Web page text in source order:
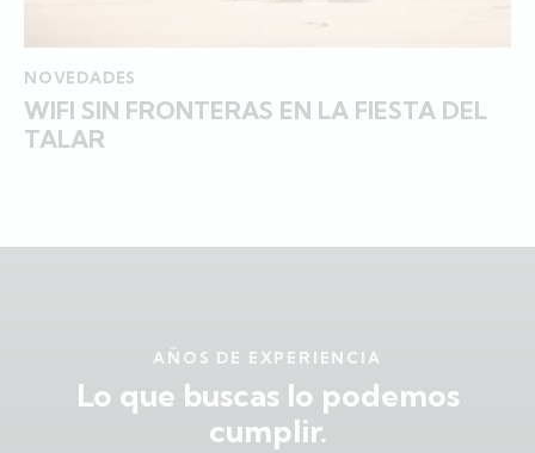
NOVEDADES
WIFI SIN FRONTERAS EN LA FIESTA DEL
TALAR
AÑOS DE EXPERIENCIA
Lo que buscas lo podemos
cumplir.